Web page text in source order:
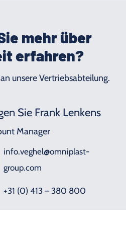
mehr über
erfahren?
unsere Vertriebsabteilung.
Sie Frank Lenkens
Manager
info.veghel@omniplast-
group.com
+31 (0) 413 – 380 800